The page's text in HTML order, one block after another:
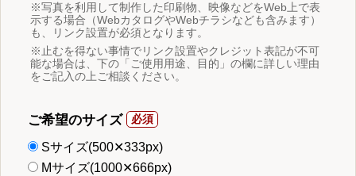
※写真を利用して制作した印刷物、映像などをWeb上で表
示する場合（WebカタログやWebチラシなども含みます）
も、リンク設置が必須となります。
※止むを得ない事情でリンク設置やクレジット表記が不可
能な場合は、下の「ご使用用途、目的」の欄に詳しい理由
をご記入の上ご相談ください。
ご希望のサイズ
Sサイズ(500✕333px)
Mサイズ(1000✕666px)